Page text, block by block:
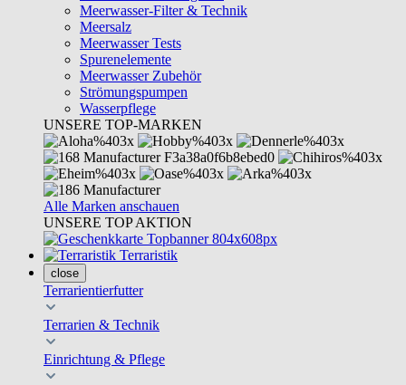
Meerwasser-Filter & Technik
Meersalz
Meerwasser Tests
Spurenelemente
Meerwasser Zubehör
Strömungspumpen
Wasserpflege
UNSERE TOP-MARKEN
Alle Marken anschauen
UNSERE TOP AKTION
Terraristik
close
Terrarientierfutter
Terrarien & Technik
Einrichtung & Pflege